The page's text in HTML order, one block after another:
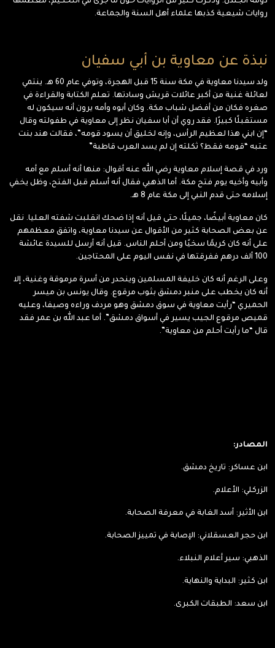
روايات شيعية كذبها علماء أهل السنة والجماعة.
نبذة عن معاوية بن أبي سفيان
ولد سيدنا معاوية في مكة سنة 15 قبل الهجرة، وتوفي عام 60 هـ. ينتمي
لعائلة غنية من أكبر عائلات قريش وسادتها. تعلم الكتابة والقراءة في
صغره فكان من أفضل شباب مكة. وكان أبوه وأمه يرون أنه سيكون له
مستقبلًا كبيرًا. فقد روي أن أبا سفيان نظر إلى معاوية في طفولته وقال
“إن ابني هذا لعظيم الرأس، وإنه لخليق أن يسود قومه”، فقالت هند بنت
عتبه “قومه فقط؟ ثكلته إن لم يسد العرب قاطبة”
ورد في قصة إسلام معاوية رضي الله عنه أقوال: منها أنه أسلم مع أمه
وأبيه وأخيه يوم فتح مكة. أما الذهبي فقال أنه أسلم قبل الفتح، وظل يخفي
إسلامه حتى قدم النبي إلى مكة عام 8 هـ.
كان معاوية أبيضًا، جميلًا، حتى قيل أنه إذا ضحك انقلبت شفته العليا. نقل
عن بعض الصحابة كثير من الأقوال عن سيدنا معاوية، واتفق معظمهم
على أنه كان كريمًا سخيًا ومن أحلم الناس. قيل أنه أرسل للسيدة عائشة
100 ألف درهم ففرقتها في نفس اليوم على المحتاجين.
وعلى الرغم أنه كان خليفة المسلمين وينحدر من أسرة مرموقة وغنية، إلا
أنه كان يخطب على منبر دمشق بثوب مرقوع. وقال يونس بن ميسر
الحميري “رأيت معاوية في سوق دمشق وهو مردف وراءه وصيفا، وعليه
قميص مرقوع الجيب يسير في أسواق دمشق”. أما عبد الله بن عمر فقد
قال “ما رأيت أحلم من معاوية”.
المصادر:
ابن عساكر: تاريخ دمشق.
الزركلي: الأعلام.
ابن الأثير: أسد الغابة في معرفة الصحابة.
ابن حجر العسقلاني: الإصابة في تمييز الصحابة.
الذهبي: سير أعلام النبلاء.
ابن كثير: البداية والنهاية.
ابن سعد: الطبقات الكبرى.